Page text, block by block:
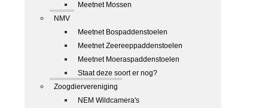
Meetnet Mossen
NMV
Meetnet Bospaddenstoelen
Meetnet Zeereeppaddenstoelen
Meetnet Moeraspaddenstoelen
Staat deze soort er nog?
Zoogdiervereniging
NEM Wildcamera's